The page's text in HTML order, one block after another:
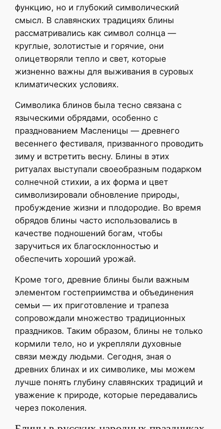
функцию, но и глубокий символический
смысл. В славянских традициях блины
рассматривались как символ солнца —
круглые, золотистые и горячие, они
олицетворяли тепло и свет, которые
жизненно важны для выживания в суровых
климатических условиях.
Символика блинов была тесно связана с
языческими обрядами, особенно с
празднованием Масленицы — древнего
весеннего фестиваля, призванного проводить
зиму и встретить весну. Блины в этих
ритуалах выступали своеобразным подарком
солнечной стихии, а их форма и цвет
символизировали обновление природы,
пробуждение жизни и плодородие. Во время
обрядов блины часто использовались в
качестве подношений богам, чтобы
заручиться их благосклонностью и
обеспечить хороший урожай.
Кроме того, древние блины были важным
элементом гостеприимства и объединения
семьи — их приготовление и трапеза
сопровождали множество традиционных
праздников. Таким образом, блины не только
кормили тело, но и укрепляли духовные
связи между людьми. Сегодня, зная о
древних блинах и их символике, мы можем
лучше понять глубину славянских традиций и
уважение к природе, которые передавались
через поколения.